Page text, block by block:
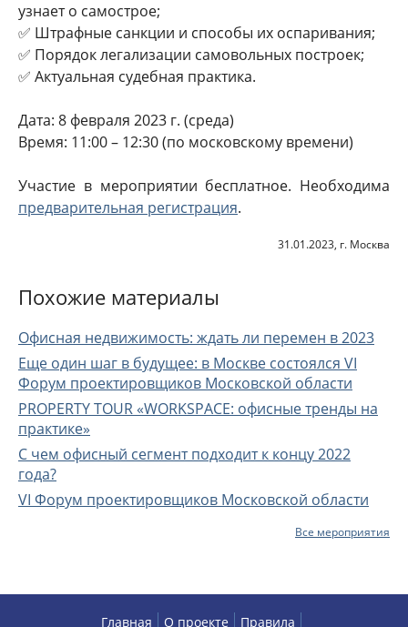
узнает о самострое;
✅ Штрафные санкции и способы их оспаривания;
✅ Порядок легализации самовольных построек;
✅ Актуальная судебная практика.
Дата: 8 февраля 2023 г. (среда)
Время: 11:00 – 12:30 (по московскому времени)
Участие в мероприятии бесплатное. Необходима
предварительная регистрация.
31.01.2023, г. Москва
Похожие материалы
Офисная недвижимость: ждать ли перемен в 2023
Еще один шаг в будущее: в Москве состоялся VI
Форум проектировщиков Московской области
PROPERTY TOUR «WORKSPACE: офисные тренды на
практике»
С чем офисный сегмент подходит к концу 2022
года?
VI Форум проектировщиков Московской области
Все мероприятия
Главная О проекте Правила